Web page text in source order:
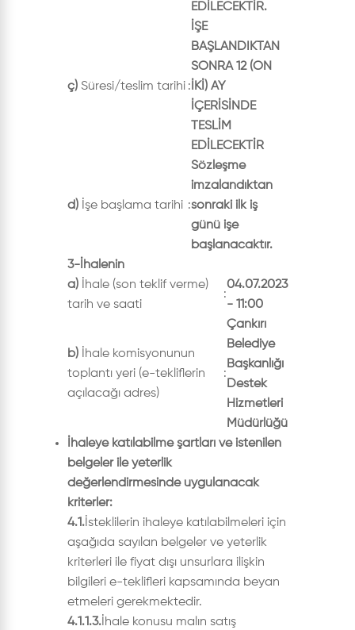
EDİLECEKTİR.
ç) Süresi/teslim tarihi :
İŞE
BAŞLANDIKTAN
SONRA 12 (ON
İKİ) AY
İÇERİSİNDE
TESLİM
EDİLECEKTİR
d) İşe başlama tarihi :
Sözleşme
imzalandıktan
sonraki ilk iş
günü işe
başlanacaktır.
3-İhalenin
a) İhale (son teklif verme)
tarih ve saati
:
04.07.2023
- 11:00
b) İhale komisyonunun
toplantı yeri (e-tekliflerin
açılacağı adres)
:
Çankırı
Belediye
Başkanlığı
Destek
Hizmetleri
Müdürlüğü
İhaleye katılabilme şartları ve istenilen
belgeler ile yeterlik
değerlendirmesinde uygulanacak
kriterler:
4.1. İsteklilerin ihaleye katılabilmeleri için
aşağıda sayılan belgeler ve yeterlik
kriterleri ile fiyat dışı unsurlara ilişkin
bilgileri e-teklifleri kapsamında beyan
etmeleri gerekmektedir.
4.1.1.3. İhale konusu malın satış